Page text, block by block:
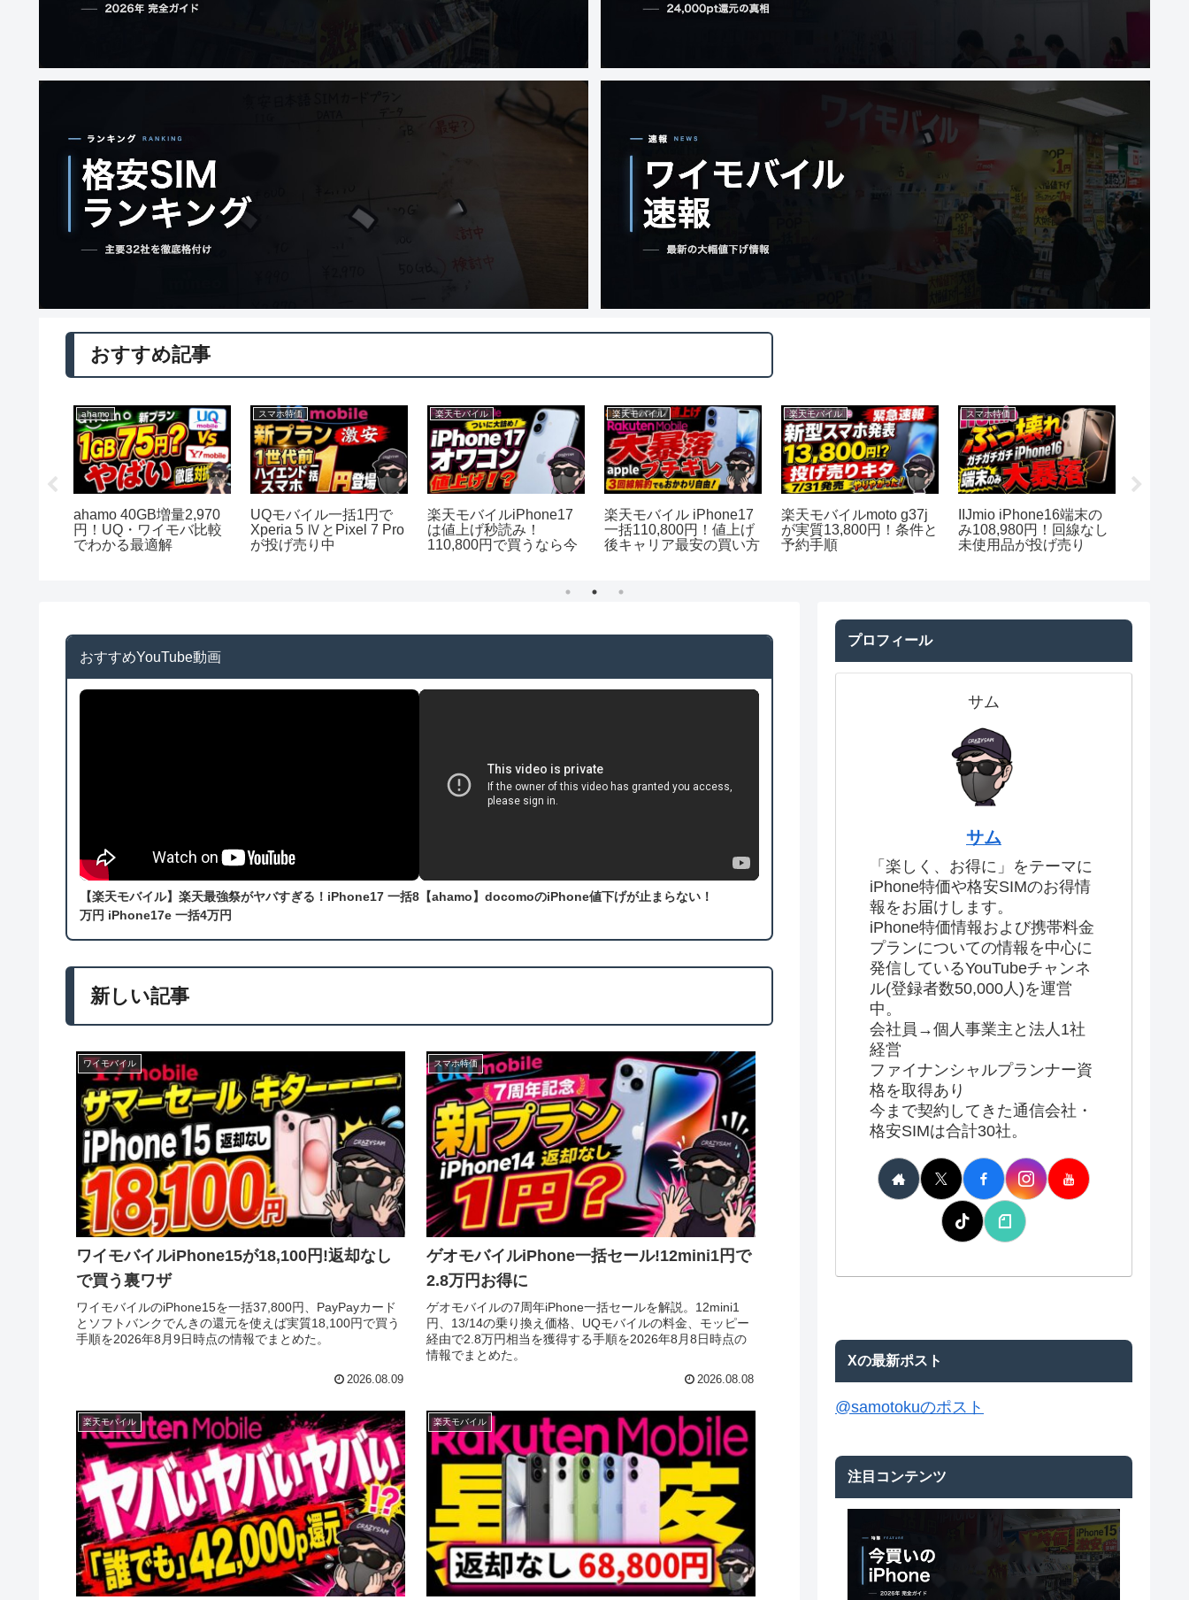
ahamo
ahamo 40GB増量2,970
円！UQ・ワイモバ比較
でわかる最適解
スマホ特価
UQモバイル一括1円で
Xperia 5 ⅣとPixel 7 Pro
が投げ売り中
楽天モバイル
楽天モバイルiPhone17
は値上げ秒読み！
110,800円で買うなら今
楽天モバイル
楽天モバイル iPhone17
一括110,800円！値上げ
後キャリア最安の買い方
楽天モバイル
楽天モバイルmoto g37j
が実質13,800円！条件と
予約手順
スマホ特価
IIJmio iPhone16端末の
み108,980円！回線なし
未使用品が投げ売り
おすすめYouTube動画
【楽天モバイル】楽天最強祭がヤバすぎる！iPhone17 一括8
万円 iPhone17e 一括4万円
【ahamo】docomoのiPhone値下げが止まらない！
ワイモバイル
ワイモバイルiPhone15が18,100円!返却なし
で買う裏ワザ
ワイモバイルのiPhone15を一括37,800円、PayPayカード
とソフトバンクでんきの還元を使えば実質18,100円で買う
手順を2026年8月9日時点の情報でまとめた。
2026.08.09
スマホ特価
ゲオモバイルiPhone一括セール!12mini1円で
2.8万円お得に
ゲオモバイルの7周年iPhone一括セールを解説。12mini1
円、13/14の乗り換え価格、UQモバイルの料金、モッピー
経由で2.8万円相当を獲得する手順を2026年8月8日時点の
情報でまとめた。
2026.08.08
楽天モバイル 楽天モバイル
プロフィール
サム
サム
「楽しく、お得に」をテーマに
iPhone特価や格安SIMのお得情
報をお届けします。
iPhone特価情報および携帯料金
プランについての情報を中心に
発信しているYouTubeチャンネ
ル(登録者数50,000人)を運営
中。
会社員→個人事業主と法人1社
経営
ファイナンシャルプランナー資
格を取得あり
今まで契約してきた通信会社・
格安SIMは合計30社。
Xの最新ポスト
@samotokuのポスト
注目コンテンツ